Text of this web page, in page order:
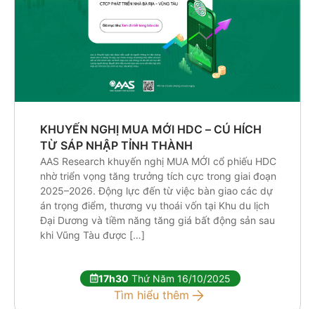
KHUYẾN NGHỊ MUA MỚI HDC – CÚ HÍCH
TỪ SÁP NHẬP TỈNH THÀNH
AAS Research khuyến nghị MUA MỚI cổ phiếu HDC
nhờ triển vọng tăng trưởng tích cực trong giai đoạn
2025–2026. Động lực đến từ việc bàn giao các dự
án trọng điểm, thương vụ thoái vốn tại Khu du lịch
Đại Dương và tiềm năng tăng giá bất động sản sau
khi Vũng Tàu được […]
17h30 Thứ Năm 16/10/2025
Tìm hiểu thêm